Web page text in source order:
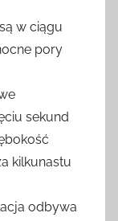
w ciągu
pory
sekund
kilkunastu
odbywa